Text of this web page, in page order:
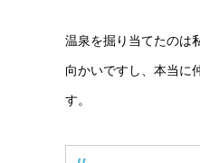
温泉を掘り当てたのは
向かいですし、本当に
す。